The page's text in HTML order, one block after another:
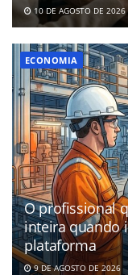
10 DE AGOSTO DE 2026
ECONOMIA
O profissional
inteira quando
plataforma
9 DE AGOSTO DE 2026